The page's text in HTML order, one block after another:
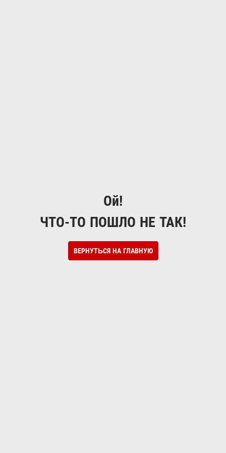
Ой!
ЧТО-ТО ПОШЛО НЕ ТАК!
ВЕРНУТЬСЯ НА ГЛАВНУЮ